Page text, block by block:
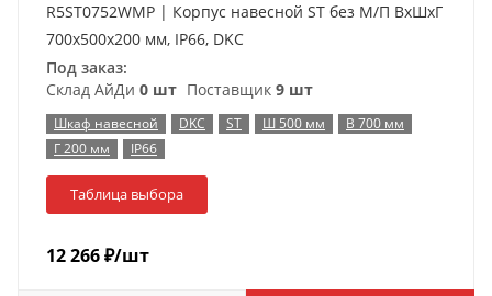
R5ST0752WMP | Корпус навесной ST без М/П ВxШxГ
700x500x200 мм, IP66, DKC
Под заказ:
Склад АйДи 0 шт Поставщик 9 шт
Шкаф навесной DKC ST Ш 500 мм
В 700 мм
Г 200 мм
IP66
Таблица выбора
12 266₽/шт